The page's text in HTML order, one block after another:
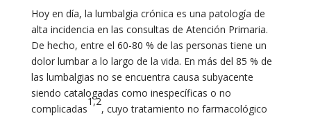
Hoy en día, la lumbalgia crónica es una patología de
alta incidencia en las consultas de Atención Primaria.
De hecho, entre el 60-80 % de las personas tiene un
dolor lumbar a lo largo de la vida. En más del 85 % de
las lumbalgias no se encuentra causa subyacente
siendo catalogadas como inespecíficas o no
complicadas
1,2
, cuyo tratamiento no farmacológico